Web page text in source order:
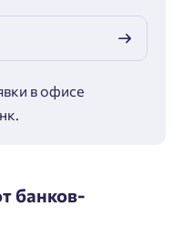
в офисе
банков-